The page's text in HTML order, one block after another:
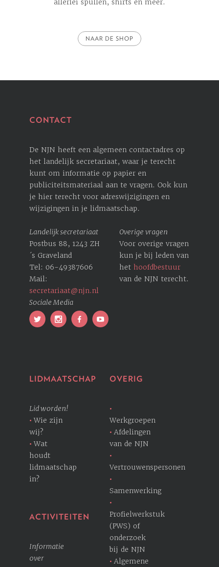
allerlei spullen, shirts en meer.
NAAR DE SHOP
CONTACT
De NJN heeft een algemeen contactadres op
het landelijk secretariaat, waar je terecht
kunt om informatie op papier en
publiciteitsmateriaal aan te vragen. Ook kun
je hier terecht voor ­adreswijzigingen en
wijzigingen in je lidmaatschap.
Landelijk secretariaat
Postbus 88, 1243 ZH
´s Graveland
Tel: 06-49387606
Mail:
secretariaat@njn.nl
Overige vragen
Voor overige vragen
kun je bij leden van
het hoofdbestuur
van de NJN terecht.
Sociale Media
LIDMAATSCHAP
Lid worden!
Wie zijn
wij?
Wat
houdt
lidmaatschap
in?
ACTIVITEITEN
Informatie
over
OVERIG
Werkgroepen
Afdelingen
van de NJN
Vertrouwenspersonen
Samenwerking
Profielwerkstuk
(PWS) of
onderzoek
bij de NJN
Algemene